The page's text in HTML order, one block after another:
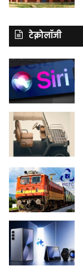
टेक्नोलॉजी